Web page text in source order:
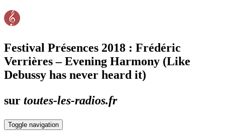
Festival Présences 2018 : Frédéric
Verrières – Evening Harmony (Like
Debussy has never heard it)
sur toutes-les-radios.fr
Toggle navigation